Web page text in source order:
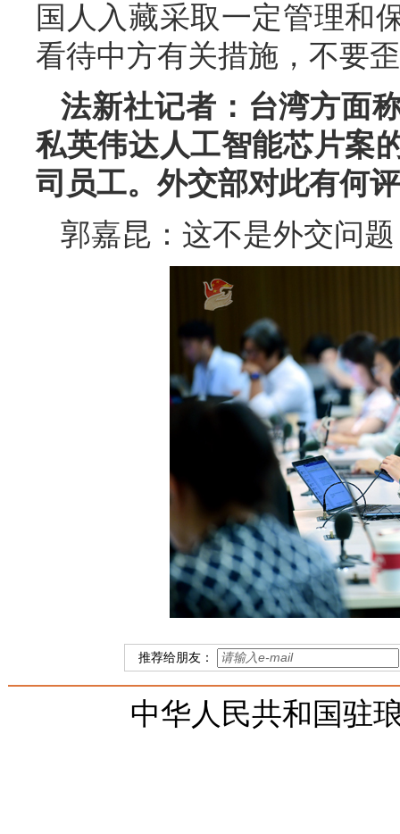
国人入藏采取一定管理和
看待中方有关措施，不要
法新社记者：台湾方面
私英伟达人工智能芯片案
司员工。外交部对此有何
郭嘉昆：这不是外交问
推荐给朋友：
中华人民共和国驻